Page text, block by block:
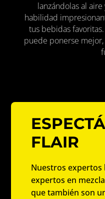
lanzándolas al
habilidad
tus bebidas
puede ponerse mejor,
FLAIR
Nuestros
expertos en
que también son